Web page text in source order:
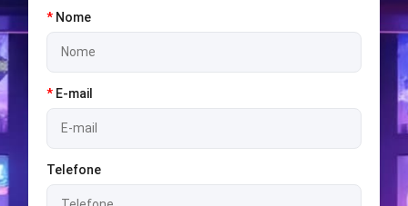
* Nome
* E-mail
Telefone